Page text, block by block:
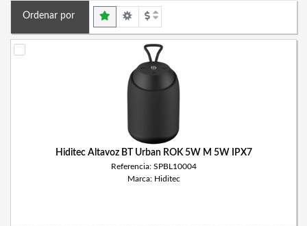
Ordenar por
Hiditec Altavoz BT Urban ROK 5W M 5W IPX7
Referencia: SPBL10004
Marca: Hiditec